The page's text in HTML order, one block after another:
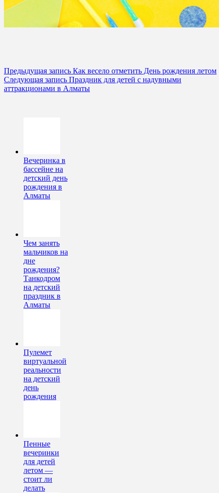
Предыдущая запись Как весело отметить День рождения летом
Следующая запись Праздник для детей с надувными
аттракционами в Алматы
Вечеринка в
бассейне на
детский день
рождения в
Алматы
Чем занять
мальчиков на
дне
рождения?
Танкодром
на детский
праздник в
Алматы
Пулемет
виртуальной
реальности
на детский
день
рождения
Пенные
вечеринки
для детей
летом —
стоит ли
делать